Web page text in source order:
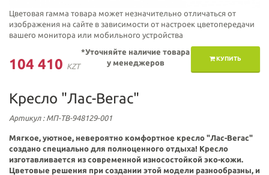
Цветовая гамма товара может незначительно отличаться от
изображения на сайте в зависимости от настроек цветопередачи
вашего монитора или мобильного устройства
104 410 KZT
КУПИТЬ
*Уточняйте наличие товара
у менеджеров
Кресло "Лас-Вегас"
Артикул: МП-ТВ-948129-001
Мягкое, уютное, невероятно комфортное кресло "Лас-Вегас"
создано специально для полноценного отдыха! Кресло
изготавливается из современной износостойкой эко-кожи.
Цветовые решения при создании этой модели разнообразны, и